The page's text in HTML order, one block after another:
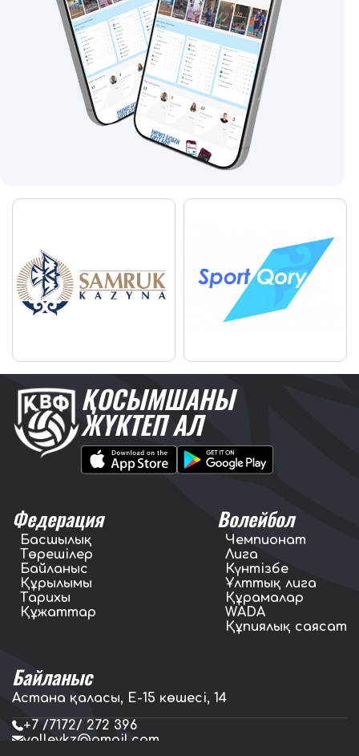
ҚОСЫМШАНЫ
ЖҮКТЕП АЛ
Федерация
Басшылық
Төрешілер
Байланыс
Құрылымы
Тарихы
Құжаттар
Волейбол
Чемпионат
Лига
Күнтізбе
Ұлттық лига
Құрамалар
WADA
Құпиялық саясат
Байланыс
Астана қаласы, E-15 көшесі, 14
+7 /7172/ 272 396
volleykz@gmail.com